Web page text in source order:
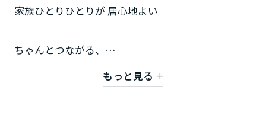
家族ひとりひとりが 居心地よい
ちゃんとつながる、
ちゃんとひとりになる。もっと見る